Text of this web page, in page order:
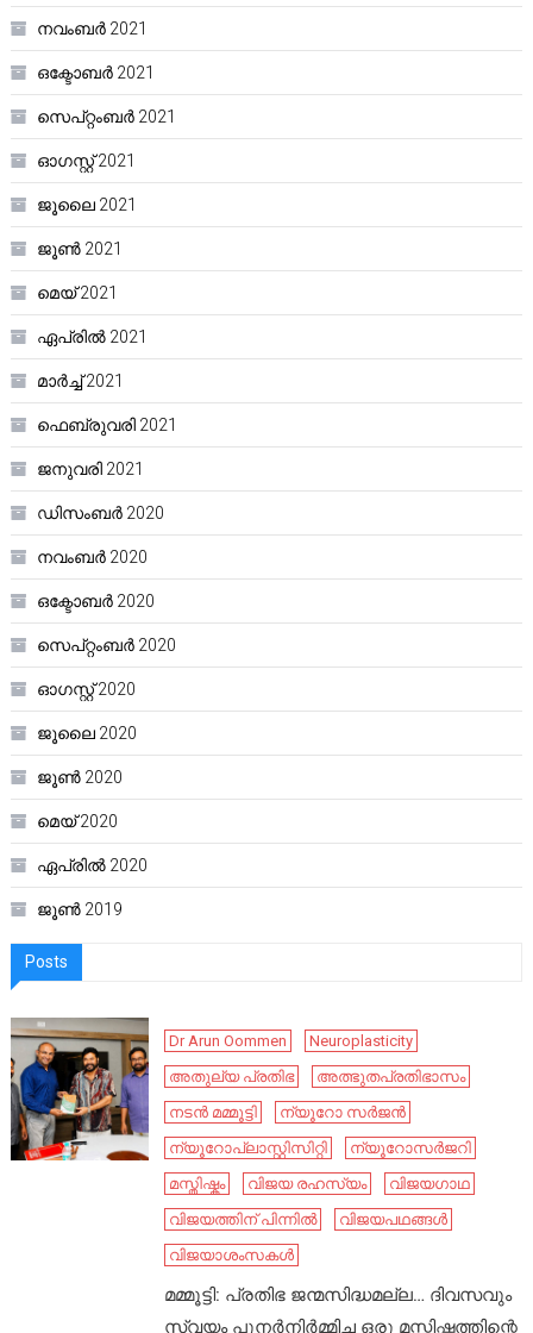
നവംബർ 2021
ഒക്ടോബർ 2021
സെപ്റ്റംബർ 2021
ഓഗസ്റ്റ്‌ 2021
ജൂലൈ 2021
ജൂൺ 2021
മെയ്‌ 2021
ഏപ്രിൽ 2021
മാർച്ച്‌ 2021
ഫെബ്രുവരി 2021
ജനുവരി 2021
ഡിസംബർ 2020
നവംബർ 2020
ഒക്ടോബർ 2020
സെപ്റ്റംബർ 2020
ഓഗസ്റ്റ്‌ 2020
ജൂലൈ 2020
ജൂൺ 2020
മെയ്‌ 2020
ഏപ്രിൽ 2020
ജൂൺ 2019
Posts
Dr Arun Oommen
Neuroplasticity
അതുല്യ പ്രതിഭ
അത്ഭുതപ്രതിഭാസം
നടൻ മമ്മൂട്ടി
ന്യൂറോ സർജൻ
ന്യൂറോപ്ലാസ്റ്റിസിറ്റി
ന്യൂറോസർജറി
മസ്തിഷ്കം
വിജയ രഹസ്യം
വിജയഗാഥ
വിജയത്തിന് പിന്നിൽ
വിജയപഥങ്ങൾ
വിജയാശംസകൾ
മമ്മൂട്ടി: പ്രതിഭ ജന്മസിദ്ധമല്ല… ദിവസവും
സ്വയം പുനർനിർമ്മിച്ച ഒരു മസ്തിഷ്കത്തിന്റെ